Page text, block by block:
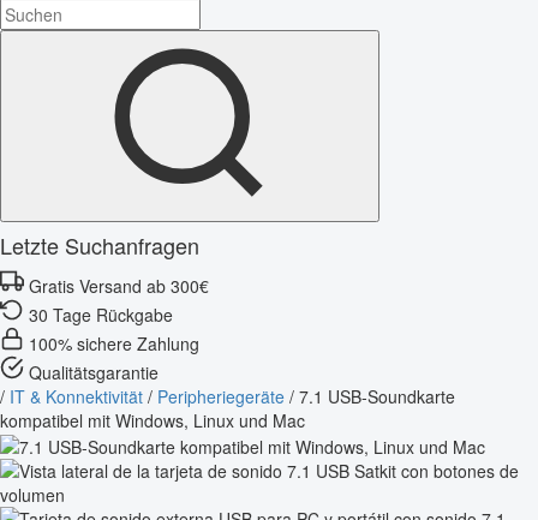
Letzte Suchanfragen
Gratis Versand ab 300€
30 Tage Rückgabe
100% sichere Zahlung
Qualitätsgarantie
/ IT & Konnektivität / Peripheriegeräte / 7.1 USB-Soundkarte
kompatibel mit Windows, Linux und Mac